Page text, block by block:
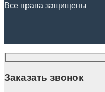
Все права защищены
Заказать звонок